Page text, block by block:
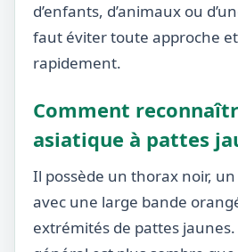
d’enfants, d’animaux ou
faut éviter toute approche
rapidement.
Comment
asiatique à pattes
Il possède un thorax noir,
avec une large bande
extrémités de pattes jaunes.